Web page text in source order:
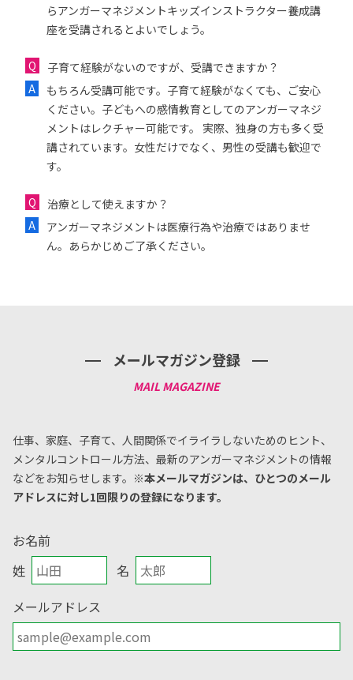
らアンガーマネジメントキッズインストラクター養成講
座を受講されるとよいでしょう。
子育て経験がないのですが、受講できますか？
もちろん受講可能です。子育て経験がなくても、ご安心
ください。子どもへの感情教育としてのアンガーマネジ
メントはレクチャー可能です。 実際、独身の方も多く受
講されています。女性だけでなく、男性の受講も歓迎で
す。
治療として使えますか？
アンガーマネジメントは医療行為や治療ではありませ
ん。あらかじめご了承ください。
メールマガジン登録
仕事、家庭、子育て、人間関係でイライラしないためのヒント、
メンタルコントロール方法、 最新のアンガーマネジメントの情報
などをお知らせします。 ※本メールマガジンは、ひとつのメール
アドレスに対し1回限りの登録になります。
お名前
姓
名
メールアドレス